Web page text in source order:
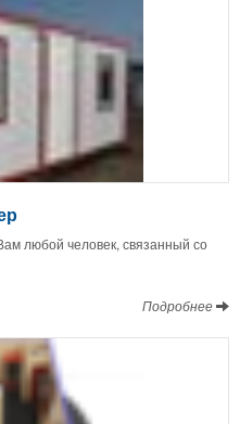
любой человек, связанный со
Подробнее